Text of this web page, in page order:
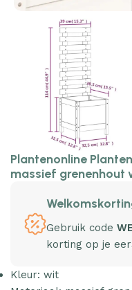
Plantenonline
massief grenenhout
Gebruik code
korting op je
Kleur: wit